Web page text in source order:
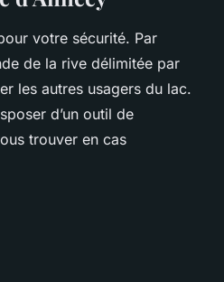
votre sécurité. Par
de la rive délimitée par
les autres usagers du lac.
d’un outil de
trouver en cas